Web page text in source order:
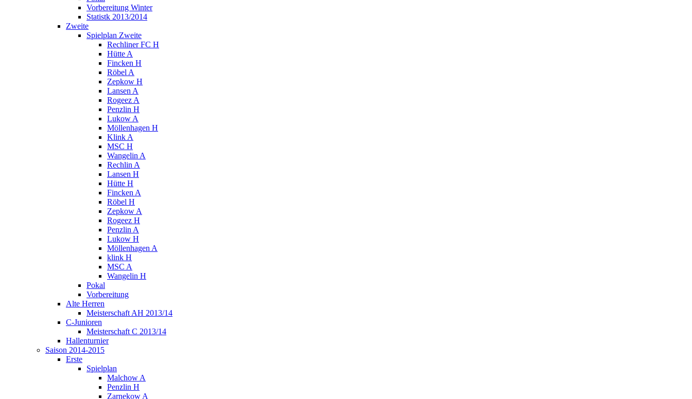
Vorbereitung Winter
Statistk 2013/2014
Zweite
Spielplan Zweite
Rechliner FC H
Hütte A
Fincken H
Röbel A
Zepkow H
Lansen A
Rogeez A
Penzlin H
Lukow A
Möllenhagen H
Klink A
MSC H
Wangelin A
Rechlin A
Lansen H
Hütte H
Fincken A
Röbel H
Zepkow A
Rogeez H
Penzlin A
Lukow H
Möllenhagen A
klink H
MSC A
Wangelin H
Pokal
Vorbereitung
Alte Herren
Meisterschaft AH 2013/14
C-Junioren
Meisterschaft C 2013/14
Hallenturnier
Saison 2014-2015
Erste
Spielplan
Malchow A
Penzlin H
Zarnekow A